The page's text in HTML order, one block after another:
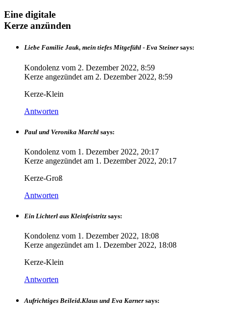
Eine digitale
Kerze anzünden
Liebe Familie Jauk, mein tiefes Mitgefühl - Eva Steiner says:
Kondolenz vom 2. Dezember 2022, 8:59
Kerze angezündet am 2. Dezember 2022, 8:59
Kerze-Klein
Antworten
Paul und Veronika Marchl says:
Kondolenz vom 1. Dezember 2022, 20:17
Kerze angezündet am 1. Dezember 2022, 20:17
Kerze-Groß
Antworten
Ein Lichterl aus Kleinfeistritz says:
Kondolenz vom 1. Dezember 2022, 18:08
Kerze angezündet am 1. Dezember 2022, 18:08
Kerze-Klein
Antworten
Aufrichtiges Beileid.Klaus und Eva Karner says: